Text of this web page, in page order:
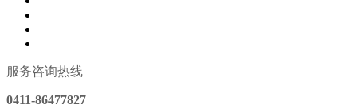
服务咨询热线
0411-86477827